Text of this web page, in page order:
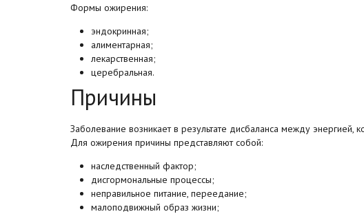
Формы ожирения:
эндокринная;
алиментарная;
лекарственная;
церебральная.
Причины
Заболевание возникает в результате дисбаланса между энергией,
Для ожирения причины представляют собой:
наследственный фактор;
дисгормональные процессы;
неправильное питание, переедание;
малоподвижный образ жизни;